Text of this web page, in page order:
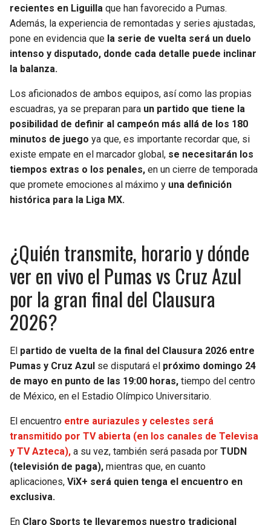
recientes en Liguilla que han favorecido a Pumas.
Además, la experiencia de remontadas y series ajustadas,
pone en evidencia que la serie de vuelta será un duelo
intenso y disputado, donde cada detalle puede inclinar
la balanza.
Los aficionados de ambos equipos, así como las propias
escuadras, ya se preparan para un partido que tiene la
posibilidad de definir al campeón más allá de los 180
minutos de juego ya que, es importante recordar que, si
existe empate en el marcador global, se necesitarán los
tiempos extras o los penales, en un cierre de temporada
que promete emociones al máximo y una definición
histórica para la Liga MX.
¿Quién transmite, horario y dónde
ver en vivo el Pumas vs Cruz Azul
por la gran final del Clausura
2026?
El partido de vuelta de la final del Clausura 2026 entre
Pumas y Cruz Azul se disputará el próximo domingo 24
de mayo en punto de las 19:00 horas, tiempo del centro
de México, en el Estadio Olímpico Universitario.
El encuentro entre auriazules y celestes será
transmitido por TV abierta (en los canales de Televisa
y TV Azteca), a su vez, también será pasada por TUDN
(televisión de paga), mientras que, en cuanto
aplicaciones, ViX+ será quien tenga el encuentro en
exclusiva.
En Claro Sports te llevaremos nuestro tradicional